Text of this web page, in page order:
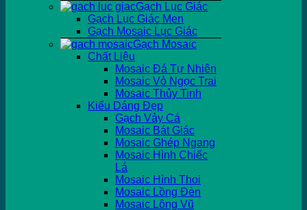
Gạch Lục Giác
Gạch Lục Giác Men
Gạch Mosaic Lục Giác
Gạch Mosaic
Chất Liệu
Mosaic Đá Tự Nhiên
Mosaic Vỏ Ngọc Trai
Mosaic Thủy Tinh
Kiểu Dáng Đẹp
Gạch Vảy Cá
Mosaic Bát Giác
Mosaic Ghép Ngang
Mosaic Hình Chiếc
Lá
Mosaic Hình Thoi
Mosaic Lồng Đèn
Mosaic Lông Vũ